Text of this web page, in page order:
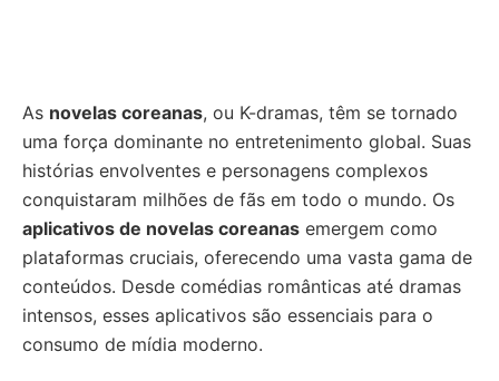
As novelas coreanas, ou K-dramas, têm se tornado
uma força dominante no entretenimento global. Suas
histórias envolventes e personagens complexos
conquistaram milhões de fãs em todo o mundo. Os
aplicativos de novelas coreanas emergem como
plataformas cruciais, oferecendo uma vasta gama de
conteúdos. Desde comédias românticas até dramas
intensos, esses aplicativos são essenciais para o
consumo de mídia moderno.